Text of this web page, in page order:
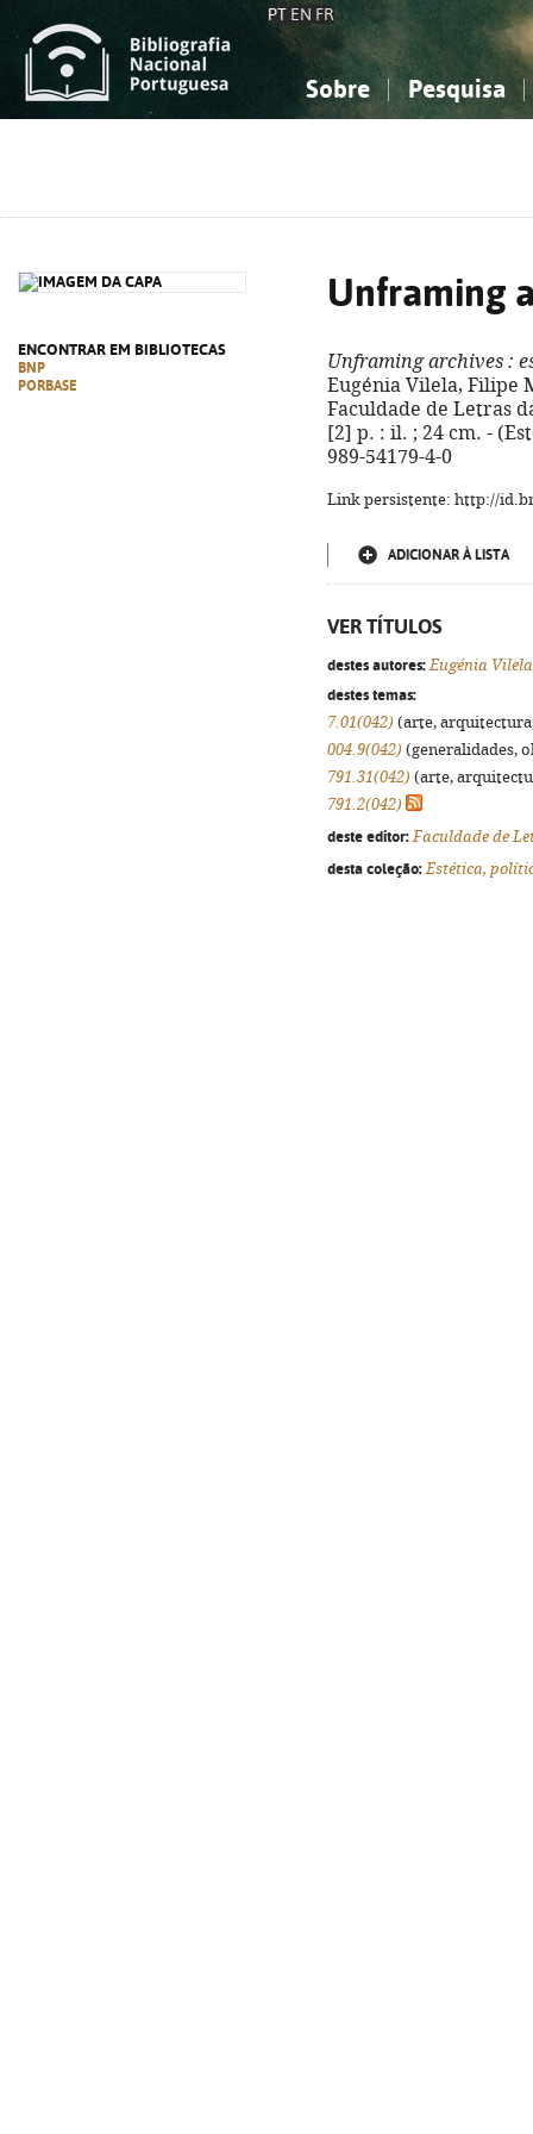
PT EN FR
Sobre Pesquisa
ENCONTRAR EM BIBLIOTECAS
BNP
PORBASE
Unframing
Unframing archives :
Eugénia Vilela, Filipe
Faculdade de Letras
[2] p. : il. ; 24 cm. -
989-54179-4-0
Link persistente: http://
ADICIONAR À LISTA
VER TÍTULOS
destes autores: Eugénia Vilela
destes temas:
7.01(042) (arte,
004.9(042) (generalidades,
791.31(042) (arte,
791.2(042)
deste editor: Faculdade de
desta coleção: Estética,